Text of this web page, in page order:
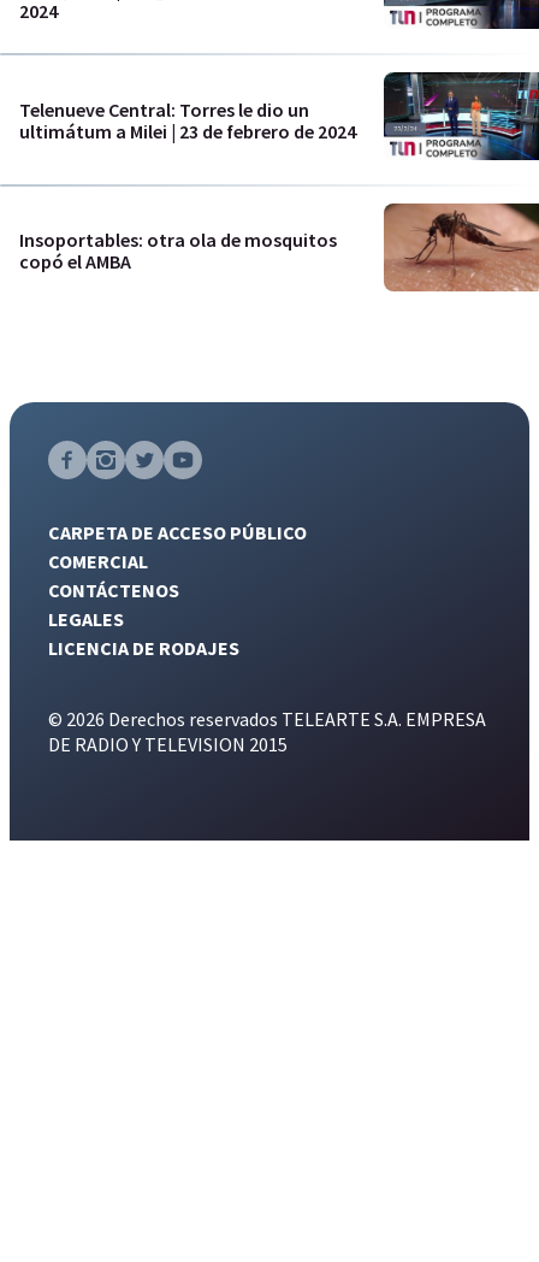
2024
Telenueve Central: Torres le dio un
ultimátum a Milei | 23 de febrero de 2024
Insoportables: otra ola de mosquitos
copó el AMBA
CARPETA DE ACCESO PÚBLICO
COMERCIAL
CONTÁCTENOS
LEGALES
LICENCIA DE RODAJES
© 2026 Derechos reservados TELEARTE S.A. EMPRESA
DE RADIO Y TELEVISION 2015